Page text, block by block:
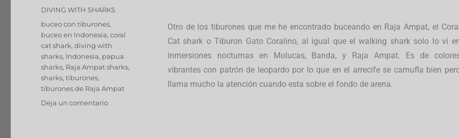
Otro de los tiburones que me he encontrado buceando en Raja Ampat, el
Cat shark o Tiburon Gato Coralino, al igual que el walking shark solo lo vi
inmersiones nocturnas en Molucas, Banda, y Raja Ampat. Es de
vibrantes con patrón de leopardo por lo que en el arrecife se camufla bien
llama mucho la atención cuando esta sobre el fondo de arena.
DIVING WITH SHARKS
buceo con tiburones,
buceo en Indonesia,coral
cat shark,diving with
sharks, Indonesia, papua
sharks, Raja Ampat sharks,
sharks,tiburones,
tiburones de Raja Ampat
Deja un comentario